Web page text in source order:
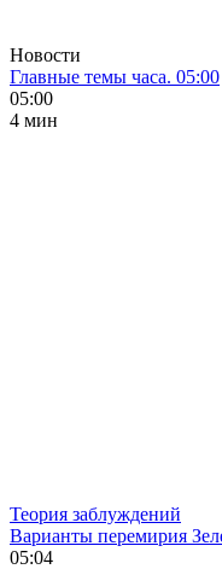
Новости
Главные темы часа. 05:00
05:00
4 мин
Теория заблуждений
Варианты перемирия
05:04